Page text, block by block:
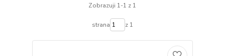
Zobrazuji 1-1 z 1
strana z 1